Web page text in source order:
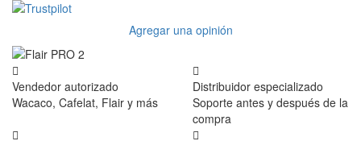
Agregar una opinión
Vendedor autorizado
Wacaco, Cafelat, Flair y más
Distribuidor especializado
Soporte antes y después de la
compra